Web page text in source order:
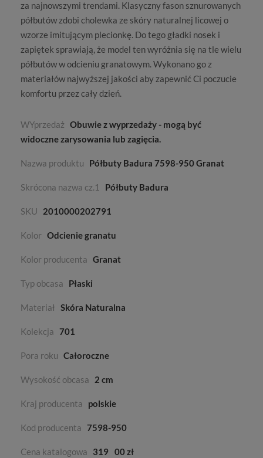
za najnowszymi trendami. Klasyczny fason sznurowanych
półbutów zdobi cholewka ze skóry naturalnej licowej o
wzorze imitującym plecionkę. Do tego gładki nosek i
zapiętek sprawiają, że model ten wyróżnia się na tle wielu
półbutów w odcieniu granatowym. Wykonano go z
materiałów najwyższej jakości aby zapewnić Ci poczucie
komfortu przez cały dzień.
WYprzedaż Obuwie z wyprzedaży - mogą być
widoczne zarysowania lub zagięcia.
Nazwa produktu Półbuty Badura 7598-950 Granat
Skrócona nazwa cz.1 Półbuty Badura
SKU 2010000202791
Kolor Odcienie granatu
Kolor producenta Granat
Typ obcasa Płaski
Materiał Skóra Naturalna
Kolekcja 701
Pora roku Całoroczne
Wysokość obcasa 2 cm
Kraj producenta polskie
Kod producenta 7598-950
Cena katalogowa 319 00 zł